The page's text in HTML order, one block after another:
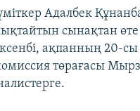
Адалбек
сынақтан
ақпанның 20-сы
төрағасы